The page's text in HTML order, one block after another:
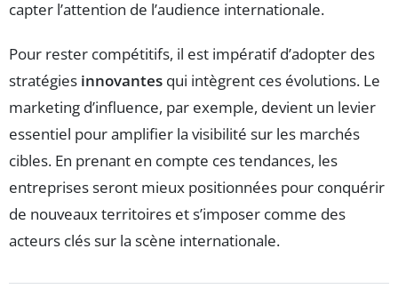
capter l’attention de l’audience internationale.
Pour rester compétitifs, il est impératif d’adopter des
stratégies innovantes qui intègrent ces évolutions. Le
marketing d’influence, par exemple, devient un levier
essentiel pour amplifier la visibilité sur les marchés
cibles. En prenant en compte ces tendances, les
entreprises seront mieux positionnées pour conquérir
de nouveaux territoires et s’imposer comme des
acteurs clés sur la scène internationale.